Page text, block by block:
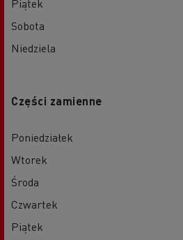
Piątek
Sobota
Niedziela
Części zamienne
Poniedziałek
Wtorek
Środa
Czwartek
Piątek